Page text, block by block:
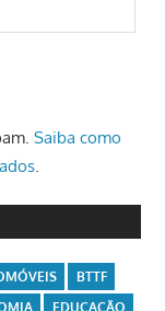
Saiba como
.
BTTF
EDUCAÇÃO